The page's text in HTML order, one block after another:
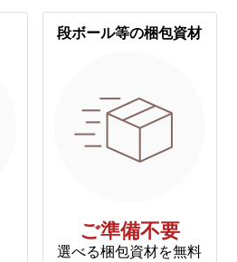
段ボール等の梱包資材
ご準備不要
選べる梱包資材を無料